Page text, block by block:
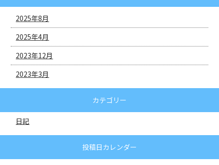
2025年8月
2025年4月
2023年12月
2023年3月
カテゴリー
日記
投稿日カレンダー